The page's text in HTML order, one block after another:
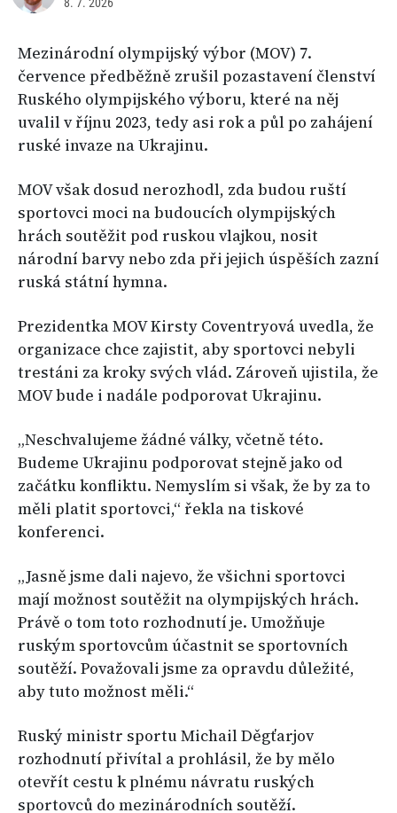
8. 7. 2026
Mezinárodní olympijský výbor (MOV) 7.
července předběžně zrušil pozastavení členství
Ruského olympijského výboru, které na něj
uvalil v říjnu 2023, tedy asi rok a půl po zahájení
ruské invaze na Ukrajinu.
MOV však dosud nerozhodl, zda budou ruští
sportovci moci na budoucích olympijských
hrách soutěžit pod ruskou vlajkou, nosit
národní barvy nebo zda při jejich úspěších zazní
ruská státní hymna.
Prezidentka MOV Kirsty Coventryová uvedla, že
organizace chce zajistit, aby sportovci nebyli
trestáni za kroky svých vlád. Zároveň ujistila, že
MOV bude i nadále podporovat Ukrajinu.
„Neschvalujeme žádné války, včetně této.
Budeme Ukrajinu podporovat stejně jako od
začátku konfliktu. Nemyslím si však, že by za to
měli platit sportovci,“ řekla na tiskové
konferenci.
„Jasně jsme dali najevo, že všichni sportovci
mají možnost soutěžit na olympijských hrách.
Právě o tom toto rozhodnutí je. Umožňuje
ruským sportovcům účastnit se sportovních
soutěží. Považovali jsme za opravdu důležité,
aby tuto možnost měli.“
Ruský ministr sportu Michail Děgťarjov
rozhodnutí přivítal a prohlásil, že by mělo
otevřít cestu k plnému návratu ruských
sportovců do mezinárodních soutěží.